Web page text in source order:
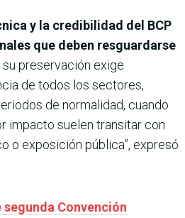
y la credibilidad del BCP
que deben resguardarse
su preservación exige
de todos los sectores,
de normalidad, cuando
impacto suelen transitar con
o exposición pública”, expresó
segunda Convención